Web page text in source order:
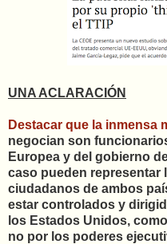
UNA ACLARACIÓN
Destacar que la inmensa
negocian son
Europea y del gobierno
caso pueden representar
ciudadanos de ambos
estar controlados y
los Estados Unidos,
no por los poderes